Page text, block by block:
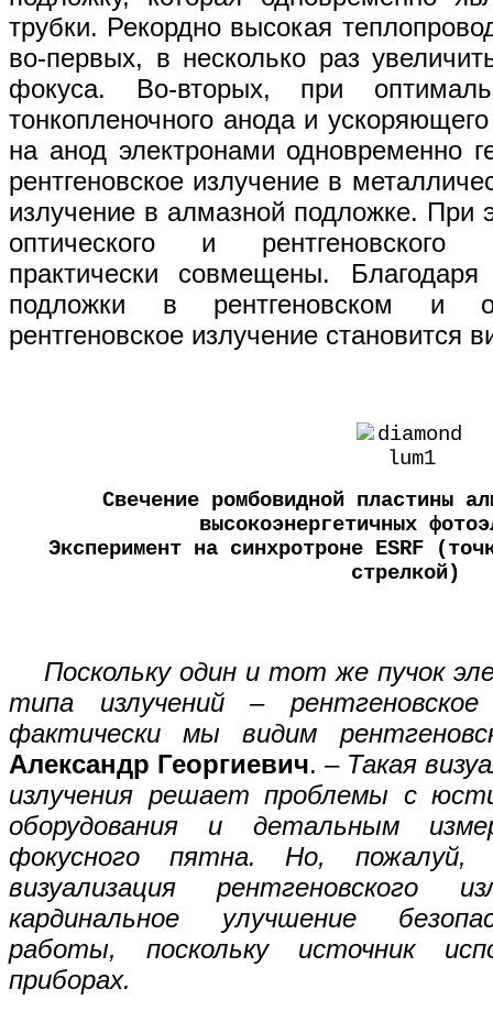
трубки. Рекордно высокая
во-первых, в несколько раз
фокуса. Во-вторых, при
тонкопленочного анода и
на анод электронами одновременно
рентгеновское излучение в
излучение в алмазной подложке. При
оптического и рентгеновского
практически совмещены. Благодаря
подложки в рентгеновском и
рентгеновское излучение становится
Свечение ромбовидной пластины
высокоэнергетичных
Эксперимент на синхротроне ESRF
стрелкой)
Поскольку один и тот же пучок
типа излучений –
фактически мы видим
Александр Георгиевич. – Такая
излучения решает проблемы с
оборудования и детальным
фокусного пятна. Но, пожалуй,
визуализация рентгеновского
кардинальное улучшение
работы, поскольку источник
приборах.